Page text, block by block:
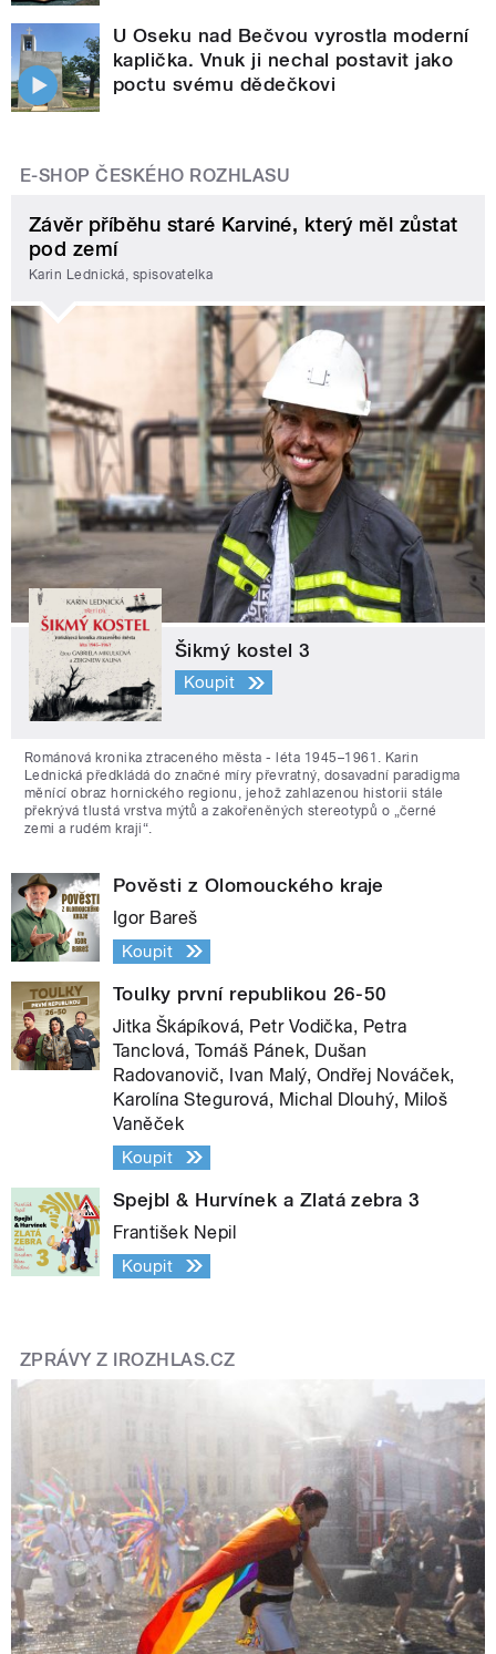
U Oseku nad Bečvou vyrostla moderní
kaplička. Vnuk ji nechal postavit jako
poctu svému dědečkovi
E-SHOP ČESKÉHO ROZHLASU
Závěr příběhu staré Karviné, který měl zůstat
pod zemí
Karin Lednická, spisovatelka
Šikmý kostel 3
Koupit
Románová kronika ztraceného města - léta 1945–1961. Karin
Lednická předkládá do značné míry převratný, dosavadní paradigma
měnící obraz hornického regionu, jehož zahlazenou historii stále
překrývá tlustá vrstva mýtů a zakořeněných stereotypů o „černé
zemi a rudém kraji“.
Pověsti z Olomouckého kraje
Igor Bareš
Koupit
Toulky první republikou 26-50
Jitka Škápíková, Petr Vodička, Petra
Tanclová, Tomáš Pánek, Dušan
Radovanovič, Ivan Malý, Ondřej Nováček,
Karolína Stegurová, Michal Dlouhý, Miloš
Vaněček
Koupit
Spejbl & Hurvínek a Zlatá zebra 3
František Nepil
Koupit
ZPRÁVY Z IROZHLAS.CZ